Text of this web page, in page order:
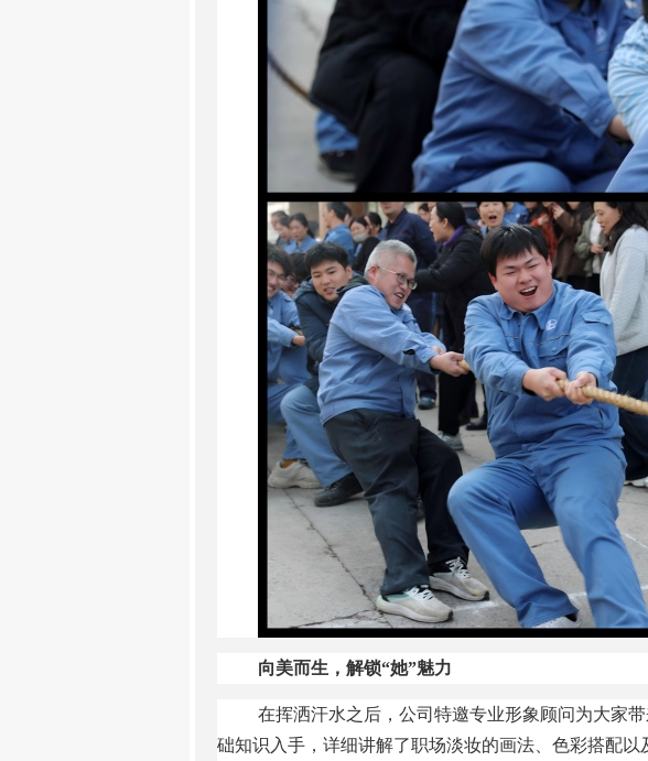
向美而生，解锁“她”魅力
在挥洒汗水之后，公司特邀专业形象顾问为大家
础知识入手，详细讲解了职场淡妆的画法、色彩搭配